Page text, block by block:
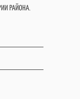
РАЙОНА.